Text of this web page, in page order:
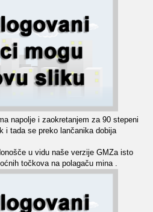
napolje i zaokretanjem za 90 stepeni
i tada se preko lančanika dobija
u vidu naše verzije GMZa isto
točkova na polagaču mina .